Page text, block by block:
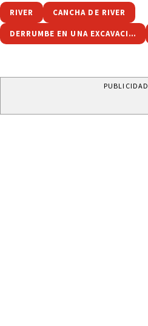
RIVER CANCHA DE RIVER
DERRUMBE EN UNA EXCAVACIÓN CERCA DE LA CANCHA DE RIVER
PUBLICIDAD